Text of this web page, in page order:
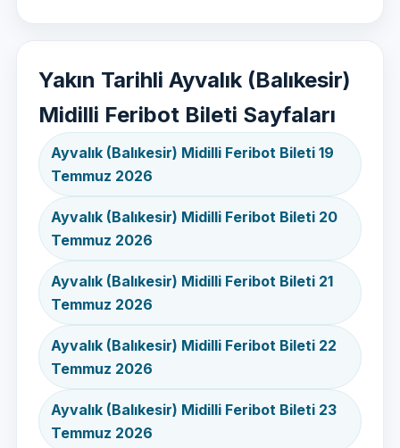
Yakın Tarihli Ayvalık (Balıkesir)
Midilli Feribot Bileti Sayfaları
Ayvalık (Balıkesir) Midilli Feribot Bileti 19
Temmuz 2026
Ayvalık (Balıkesir) Midilli Feribot Bileti 20
Temmuz 2026
Ayvalık (Balıkesir) Midilli Feribot Bileti 21
Temmuz 2026
Ayvalık (Balıkesir) Midilli Feribot Bileti 22
Temmuz 2026
Ayvalık (Balıkesir) Midilli Feribot Bileti 23
Temmuz 2026